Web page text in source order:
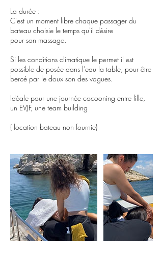
La durée :
C'est un moment libre chaque passager du
bateau choisie le temps qu'il désire
pour son massage.
Si les conditions climatique le permet il est
possible de posée dans l’eau la table, pour être
bercé par le doux son des vagues.
Idéale pour une journée cocooning entre fille,
un EVJF, une team building
( location bateau non fournie)